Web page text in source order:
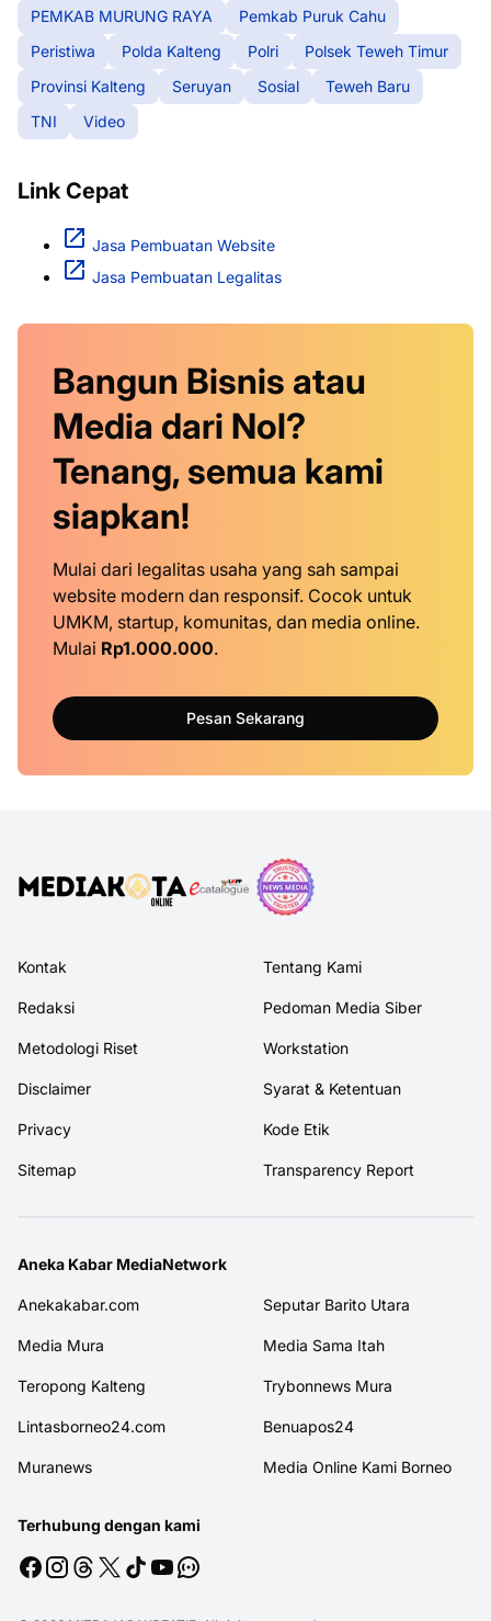
PEMKAB MURUNG RAYA
Pemkab Puruk Cahu
Peristiwa
Polda Kalteng Polri
Polsek Teweh Timur
Provinsi Kalteng
Seruyan Sosial
Teweh Baru
TNI
Video
Link Cepat
Jasa Pembuatan Website
Jasa Pembuatan Legalitas
Bangun Bisnis atau
Media dari Nol?
Tenang, semua kami
siapkan!
Mulai dari legalitas usaha yang sah sampai
website modern dan responsif. Cocok untuk
UMKM, startup, komunitas, dan media online.
Mulai Rp1.000.000.
Pesan Sekarang
Kontak Tentang Kami
Redaksi Pedoman Media Siber
Metodologi Riset Workstation
Disclaimer Syarat & Ketentuan
Privacy Kode Etik
Sitemap Transparency Report
Aneka Kabar MediaNetwork
Anekakabar.com Seputar Barito Utara
Media Mura Media Sama Itah
Teropong Kalteng Trybonnews Mura
Lintasborneo24.com Benuapos24
Muranews Media Online Kami Borneo
Terhubung dengan kami